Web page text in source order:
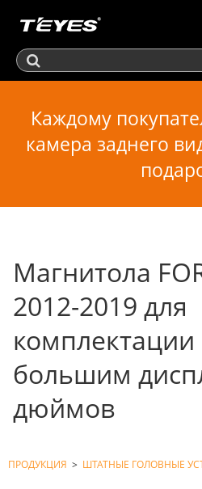
Каждому
камера заднего
Магнитола
2012-2019 для
комплектации
большим
дюймов
ПРОДУКЦИЯ > ШТАТНЫЕ ГОЛОВНЫЕ